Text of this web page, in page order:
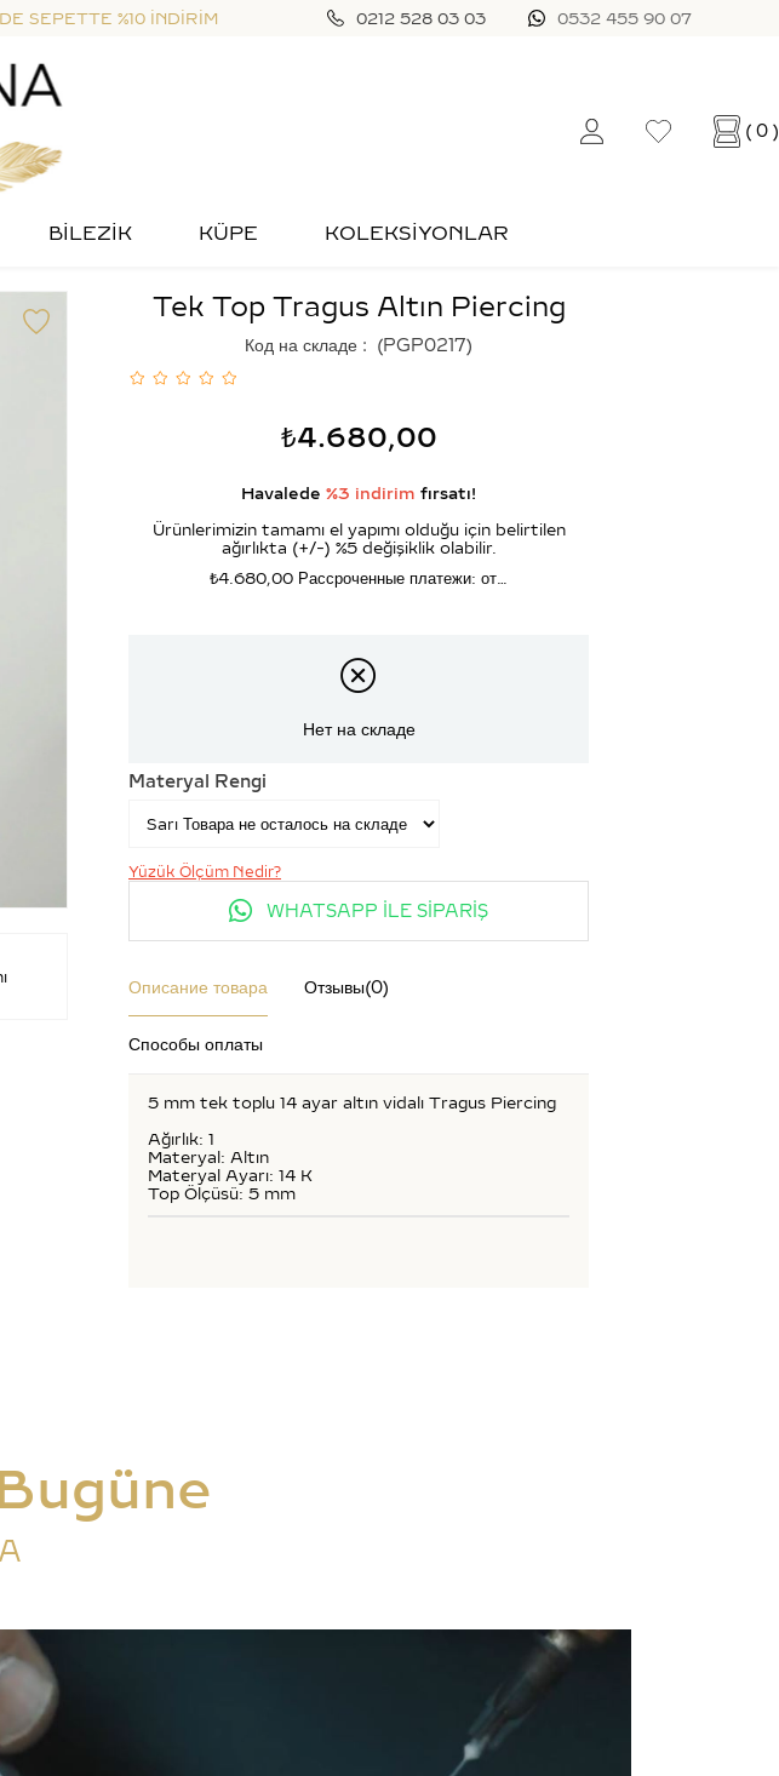
SEPETTE %10 İNDİRİM 0212 528 03 03 0532 455 90 07
0
BİLEZİK KÜPE KOLEKSİYONLAR
Tek Top Tragus Altın Piercing
Код на складе (PGP0217)
₺4.680,00
Havalede %3 indirim fırsatı!
Ürünlerimizin tamamı el yapımı olduğu için belirtilen
ağırlıkta (+/-) %5 değişiklik olabilir.
₺4.680,00 Рассроченные платежи: от…
Нет на складе
Materyal Rengi
Yüzük Ölçüm Nedir?
WHATSAPP İLE SİPARİŞ
Описание товара Отзывы(0)
Способы оплаты
5 mm tek toplu 14 ayar altın vidalı Tragus Piercing
Ağırlık: 1
Materyal: Altın
Materyal Ayarı: 14 K
Top Ölçüsü: 5 mm